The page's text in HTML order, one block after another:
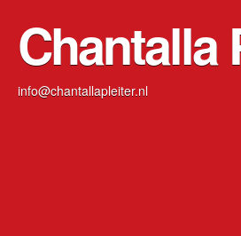
Chantalla
info@chantallapleiter.nl